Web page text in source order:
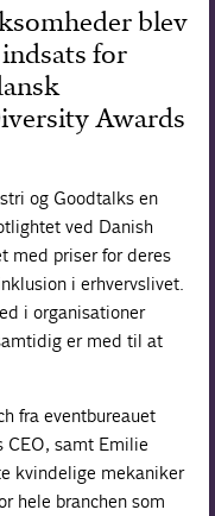
blev
for
Awards
og Goodtalks en
ved Danish
med priser for deres
i erhvervslivet.
i organisationer
er med til at
fra eventbureauet
CEO, samt Emilie
kvindelige mekaniker
hele branchen som